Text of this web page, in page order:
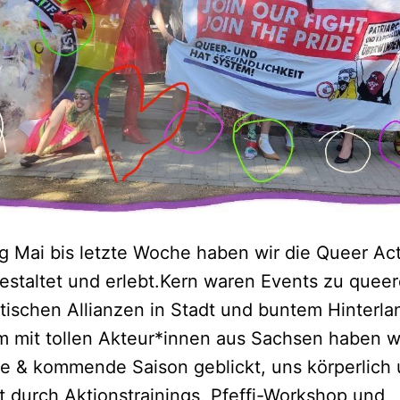
Mai bis letzte Woche haben wir die Queer
und erlebt.Kern waren Events zu
Allianzen in Stadt und buntem
mit tollen Akteur*innen aus Sachsen haben
& kommende Saison geblickt, uns körperlich
durch Aktionstrainings, Pfeffi-Workshop und